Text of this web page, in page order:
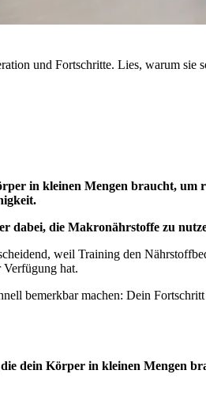
und Fortschritte. Lies, warum
in kleinen Mengen braucht,
dabei, die Makronährstoffe zu
weil Training den
hat.
bemerkbar machen: Dein
dein Körper in kleinen Mengen